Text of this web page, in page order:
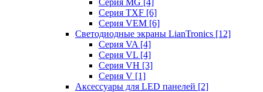
Серия MG [4]
Серия TXF [6]
Серия VEM [6]
Светодиодные экраны LianTronics [12]
Серия VA [4]
Серия VL [4]
Серия VH [3]
Серия V [1]
Аксессуары для LED панелей [2]